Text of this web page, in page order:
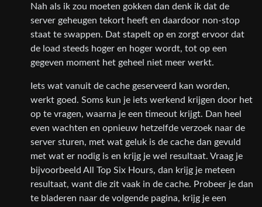
Nah als ik zou moeten gokken dan denk ik dat de
server geheugen tekort heeft en daardoor non-stop
staat te swappen. Dat stapelt op en zorgt ervoor dat
de load steeds hoger en hoger wordt, tot op een
gegeven moment het geheel niet meer werkt.
Iets wat vanuit de cache geserveerd kan worden,
werkt goed. Soms kun je iets werkend krijgen door het
op te vragen, waarna je een timeout krijgt. Dan heel
even wachten en opnieuw hetzelfde verzoek naar de
server sturen, met wat geluk is de cache dan gevuld
met wat er nodig is en krijg je wel resultaat. Vraag je
bijvoorbeeld All Top Six Hours, dan krijg je meteen
resultaat, want die zit vaak in de cache. Probeer je dan
te bladeren naar de volgende pagina, krijg je een